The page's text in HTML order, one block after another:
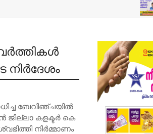
NEWS
നിർദേശം
ബേവിഞ്ചയിൽ
ജില്ലാ കളക്ടർ കെ
നിർമ്മാണം